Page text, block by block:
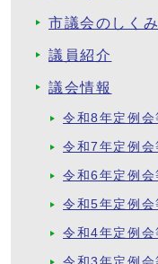
市議会のしくみ
議員紹介
議会情報
令和8年定例会
令和7年定例会
令和6年定例会
令和5年定例会
令和4年定例会